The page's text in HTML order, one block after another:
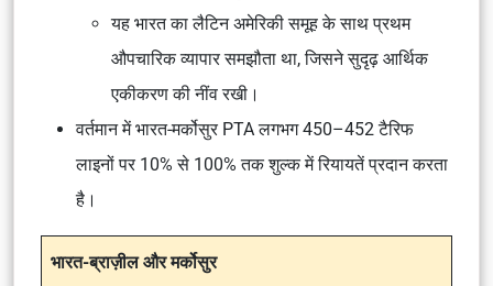
यह भारत का लैटिन अमेरिकी समूह के साथ प्रथम
औपचारिक व्यापार समझौता था, जिसने सुदृढ़ आर्थिक
एकीकरण की नींव रखी।
वर्तमान में भारत-मर्कोसुर PTA लगभग 450–452 टैरिफ
लाइनों पर 10% से 100% तक शुल्क में रियायतें प्रदान करता
है।
भारत-ब्राज़ील और मर्कोसुर